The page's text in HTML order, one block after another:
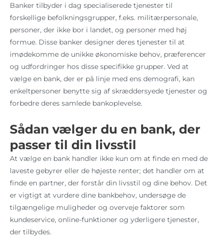
Banker tilbyder i dag specialiserede tjenester til
forskellige befolkningsgrupper, f.eks. militærpersonale,
personer, der ikke bor i landet, og personer med høj
formue. Disse banker designer deres tjenester til at
imødekomme de unikke økonomiske behov, præferencer
og udfordringer hos disse specifikke grupper. Ved at
vælge en bank, der er på linje med ens demografi, kan
enkeltpersoner benytte sig af skræddersyede tjenester og
forbedre deres samlede bankoplevelse.
Sådan vælger du en bank, der
passer til din livsstil
At vælge en bank handler ikke kun om at finde en med de
laveste gebyrer eller de højeste renter; det handler om at
finde en partner, der forstår din livsstil og dine behov. Det
er vigtigt at vurdere dine bankbehov, undersøge de
tilgængelige muligheder og overveje faktorer som
kundeservice, online-funktioner og yderligere tjenester,
der tilbydes.